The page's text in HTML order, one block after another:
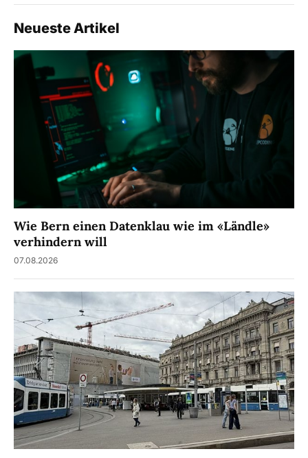
Neueste Artikel
Wie Bern einen Datenklau wie im «Ländle»
verhindern will
07.08.2026